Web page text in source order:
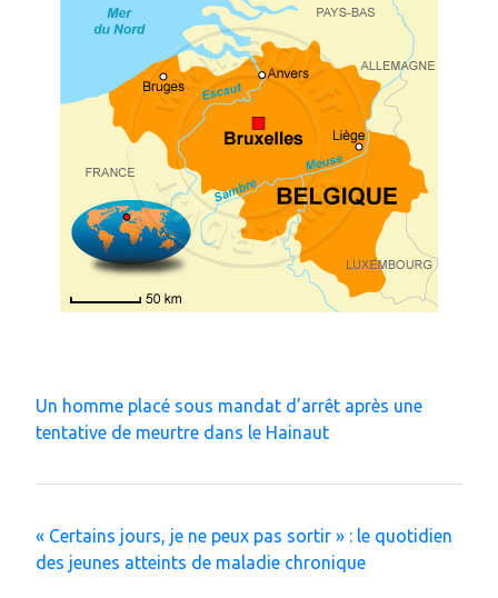
Un homme placé sous mandat d’arrêt après une
tentative de meurtre dans le Hainaut
« Certains jours, je ne peux pas sortir » : le quotidien
des jeunes atteints de maladie chronique